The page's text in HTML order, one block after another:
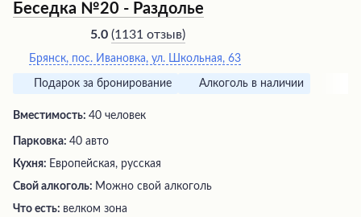
Беседка №20 - Раздолье
5.0 (1131 отзыв)
Брянск, пос. Ивановка, ул. Школьная, 63
Подарок за бронирование Алкоголь в наличии
Вместимость: 40 человек
Парковка: 40 авто
Кухня: Европейская, русская
Свой алкоголь: Можно свой алкоголь
Что есть: велком зона